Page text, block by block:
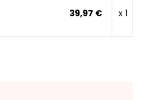
39,97 € x 1